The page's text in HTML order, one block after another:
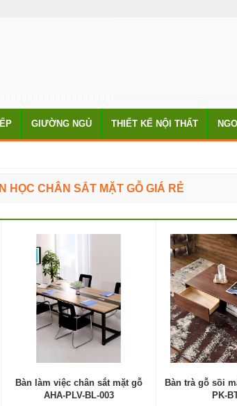
GIƯỜNG NGỦ THIẾT KẾ NỘI THẤT
HỌC CHÂN SẮT MẶT GỖ GIÁ RẺ
Bàn làm việc chân sắt mặt gỗ
AHA-PLV-BL-003
Bàn trà gỗ sồi
PK-